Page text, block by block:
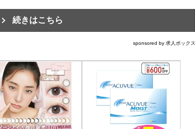
続きはこちら
sponsored by 求人ボックス